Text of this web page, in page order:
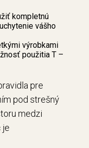
kompletnú
vášho
výrobkami
použitia T –
pre
pod strešný
medzi
je